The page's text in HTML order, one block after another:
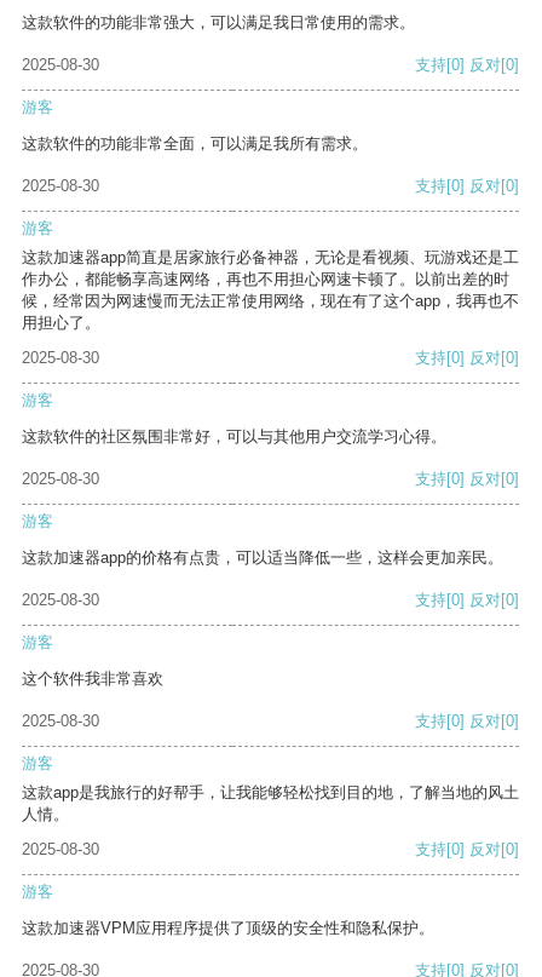
这款软件的功能非常强大，可以满足我日常使用的需求。
2025-08-30 支持[0] 反对[0]
游客
这款软件的功能非常全面，可以满足我所有需求。
2025-08-30 支持[0] 反对[0]
游客
这款加速器app简直是居家旅行必备神器，无论是看视频、玩游戏还是工
作办公，都能畅享高速网络，再也不用担心网速卡顿了。以前出差的时
候，经常因为网速慢而无法正常使用网络，现在有了这个app，我再也不
用担心了。
2025-08-30
支持[0] 反对[0]
游客
这款软件的社区氛围非常好，可以与其他用户交流学习心得。
2025-08-30 支持[0] 反对[0]
游客
这款加速器app的价格有点贵，可以适当降低一些，这样会更加亲民。
2025-08-30 支持[0] 反对[0]
游客
这个软件我非常喜欢
2025-08-30 支持[0] 反对[0]
游客
这款app是我旅行的好帮手，让我能够轻松找到目的地，了解当地的风土
人情。
2025-08-30
支持[0] 反对[0]
游客
这款加速器VPM应用程序提供了顶级的安全性和隐私保护。
2025-08-30 支持[0] 反对[0]